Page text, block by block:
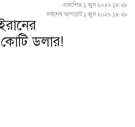
প্রকাশিত ১ জুন ২০২৬ ১৮:২৮
সর্বশেষ আপডেট ১ জুন ২০২৬ ১৮:২৮
ডলার!